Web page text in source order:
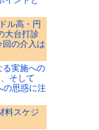
ル高・円
大台打診
回の介入は
る実施への
そして
の思惑に注
料スケジ